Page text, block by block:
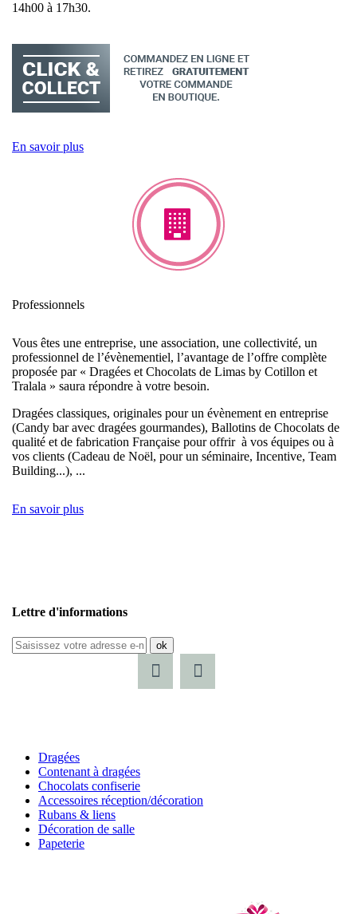
14h00 à 17h30.
En savoir plus
Professionnels
Vous êtes une entreprise, une association, une collectivité, un
professionnel de l’évènementiel, l’avantage de l’offre complète
proposée par « Dragées et Chocolats de Limas by Cotillon et
Tralala » saura répondre à votre besoin.
Dragées classiques, originales pour un évènement en entreprise
(Candy bar avec dragées gourmandes), Ballotins de Chocolats de
qualité et de fabrication Française pour offrir à vos équipes ou à
vos clients (Cadeau de Noël, pour un séminaire, Incentive, Team
Building...), ...
En savoir plus
Lettre d'informations
ok
Dragées
Contenant à dragées
Chocolats confiserie
Accessoires réception/décoration
Rubans & liens
Décoration de salle
Papeterie